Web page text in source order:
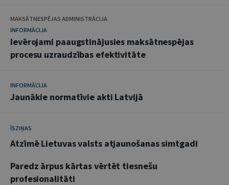
MAKSĀTNESPĒJAS ADMINISTRĀCIJA
INFORMĀCIJA
Ievērojami paaugstinājusies maksātnespējas
procesu uzraudzības efektivitāte
INFORMĀCIJA
Jaunākie normatīvie akti Latvijā
ĪSZIŅAS
Atzīmē Lietuvas valsts atjaunošanas simtgadi
Paredz ārpus kārtas vērtēt tiesnešu
profesionalitāti